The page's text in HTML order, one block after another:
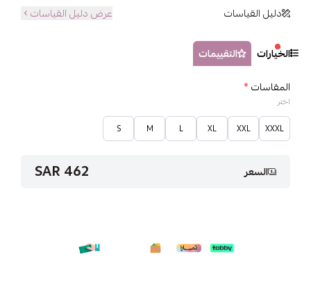
دليل القياسات عرض دليل القياسات
الخيارات
التقييمات
المقاسات*
اختر
XXXL
XXL
XL
L
M
S
السعر 462 SAR